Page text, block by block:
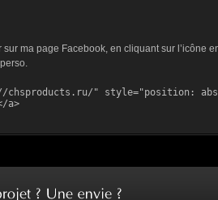
sur ma page Facebook, en cliquant sur l’icône
chsproducts.ru/" style="position:
a>